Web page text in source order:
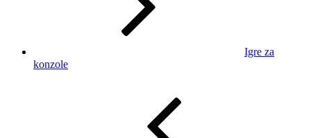
Igre za
konzole